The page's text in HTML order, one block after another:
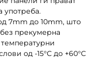
употреба.
7mm до 10mm, што
прекумерна
од -15°C до +60°C